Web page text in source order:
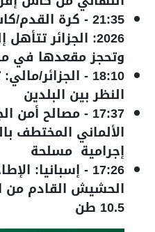
21:35
-كرة القدم/
2026: الجزائر
وتحجز مقعدها في
18:10
- الجزائر/
النظر بين البلدين
17:37
-مصالح أمن
الألماني المختطف
إجرامية مسلحة
17:26
- إسبانيا:
الحشيش القادم من
10.5 طن